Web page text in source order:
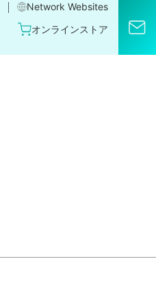
｜
Network Websites​
オンラインストア